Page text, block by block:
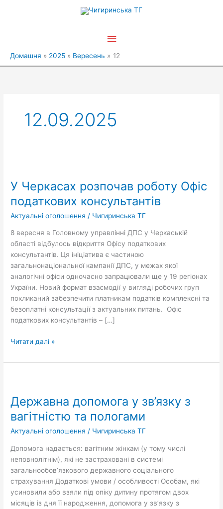
Головне
Домашня 2025 Вересень 12
12.09.2025
У Черкасах розпочав роботу Офіс
податкових консультантів
Актуальні оголошення / Чигиринська ТГ
8 вересня в Головному управлінні ДПС у Черкаській
області відбулось відкриття Офісу податкових
консультантів. Ця ініціатива є частиною
загальнонаціональної кампанії ДПС, у межах якої
аналогічні офіси одночасно запрацювали ще у 19 регіонах
України. Новий формат взаємодії у вигляді робочих груп
покликаний забезпечити платникам податків комплексні та
безоплатні консультації з актуальних питань. Офіс
податкових консультантів – […]
розпочав
Офіс
податкових
консультантів
Читати далі »
Державна допомога у зв’язку з
вагітністю та пологами
Актуальні оголошення / Чигиринська ТГ
Допомога надається: вагітним жінкам (у тому числі
неповнолітнім), які не застраховані в системі
загальнообов’язкового державного соціального
страхування Додаткові умови / особливості Особам, які
усиновили або взяли під опіку дитину протягом двох
місяців із дня її народження, допомога у зв’язку з
у
зв’язку
з
вагітністю
пологами